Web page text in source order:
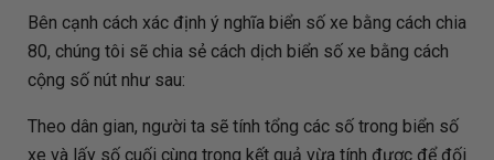
Bên cạnh cách xác định ý nghĩa biển số xe bằng cách chia
80, chúng tôi sẽ chia sẻ cách dịch biển số xe bằng cách
cộng số nút như sau:
Theo dân gian, người ta sẽ tính tổng các số trong biển số
xe và lấy số cuối cùng trong kết quả vừa tính được để đối